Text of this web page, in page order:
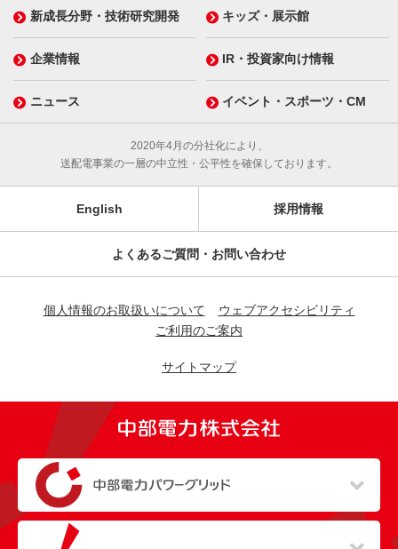
新成長分野・技術研究開発 キッズ・展示館
企業情報 IR・投資家向け情報
ニュース イベント・スポーツ・CM
2020年4月の分社化により、
送配電事業の一層の中立性・公平性を確保しております。
English 採用情報
よくあるご質問・お問い合わせ
個人情報のお取扱いについて
ウェブアクセシビリティ
ご利用のご案内
サイトマップ
（新しいウィンドウを開きます）